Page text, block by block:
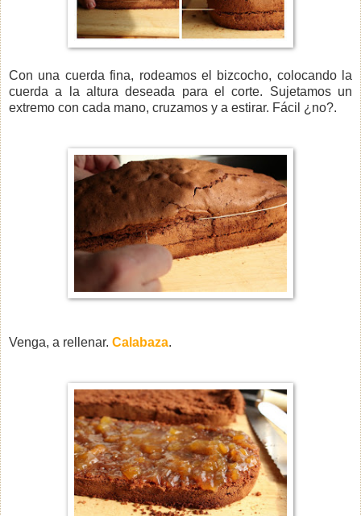
Con una cuerda fina, rodeamos el bizcocho, colocando la
cuerda a la altura deseada para el corte. Sujetamos un
extremo con cada mano, cruzamos y a estirar. Fácil ¿no?.
Venga, a rellenar. Calabaza.